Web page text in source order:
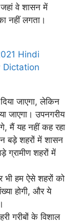
वे शासन में
नहीं लगता।
जाएगा, लेकिन
जाएगा। उपनगरीय
मैं यह नहीं कह रहा
बड़े शहरों में शासन
ग्रामीण शहरों में
भी हम ऐसे शहरों को
होगी, और ये
गरीबों के विशाल